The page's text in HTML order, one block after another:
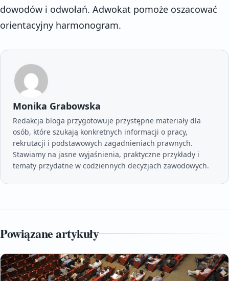
dowodów i odwołań. Adwokat pomoże oszacować
orientacyjny harmonogram.
Monika Grabowska
Redakcja bloga przygotowuje przystępne materiały dla
osób, które szukają konkretnych informacji o pracy,
rekrutacji i podstawowych zagadnieniach prawnych.
Stawiamy na jasne wyjaśnienia, praktyczne przykłady i
tematy przydatne w codziennych decyzjach zawodowych.
Powiązane artykuły